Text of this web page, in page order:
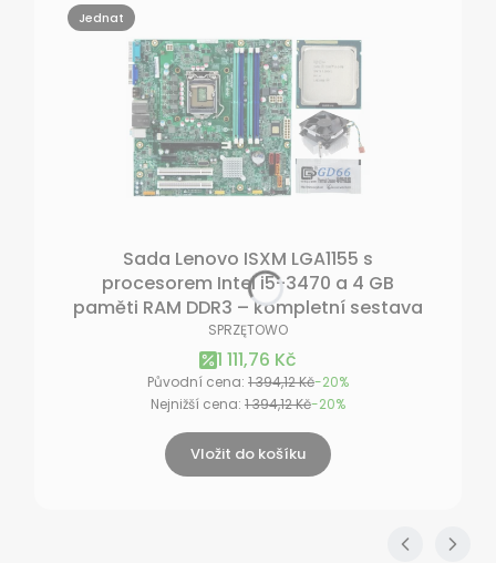
Jednat
Sada Lenovo ISXM LGA1155 s
procesorem Intel i5-3470 a 4 GB
paměti RAM DDR3 – kompletní sestava
VÝROBCE
SPRZĘTOWO
Akční cena
1 111,76 Kč
Původní cena: 1 394,12 Kč-20%
Nejnižší cena: 1 394,12 Kč-20%
Vložit do košíku